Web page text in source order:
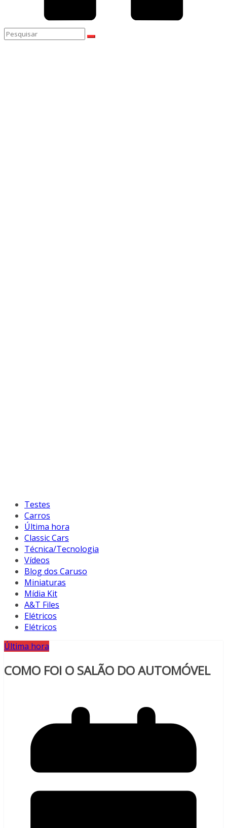
Testes
Carros
Última hora
Classic Cars
Técnica/Tecnologia
Vídeos
Blog dos Caruso
Miniaturas
Mídia Kit
A&T Files
Elétricos
Elétricos
Última hora
COMO FOI O SALÃO DO AUTOMÓVEL